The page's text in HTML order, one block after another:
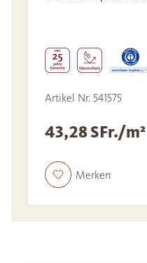
Artikel Nr. 541575
43,28 SFr./m²
Merken